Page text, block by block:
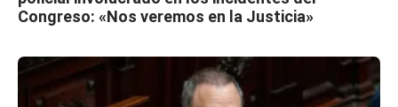
Congreso: «Nos veremos en la Justicia»